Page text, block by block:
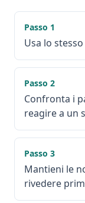
Passo 1
Usa lo
Passo 2
Confronta i
reagire a un
Passo 3
Mantieni le
rivedere